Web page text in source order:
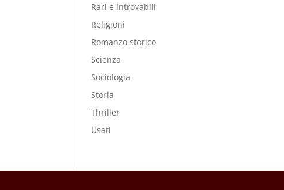
Rari e introvabili
Religioni
Romanzo storico
Scienza
Sociologia
Storia
Thriller
Usati